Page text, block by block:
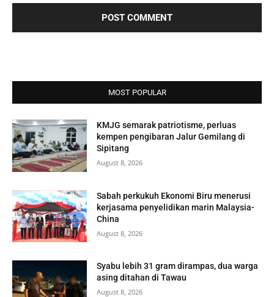
MOST POPULAR
KMJG semarak patriotisme, perluas
kempen pengibaran Jalur Gemilang di
Sipitang
August 8, 2026
Sabah perkukuh Ekonomi Biru menerusi
kerjasama penyelidikan marin Malaysia-
China
August 8, 2026
Syabu lebih 31 gram dirampas, dua warga
asing ditahan di Tawau
August 8, 2026